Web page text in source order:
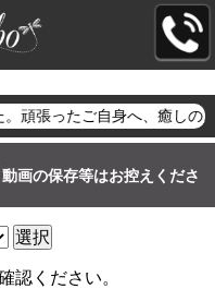
頑張ったご自身へ、癒し
画の保存等はお控えくださ
選択
認ください。